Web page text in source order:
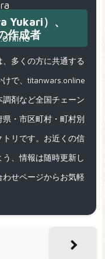
Yukari）、
作成者
多くの方に共通する
で、titanwars.online
剤など全国チェーン
・市区町村・町村別
リです。お近くの信
、情報は随時更新し
せページからお気軽